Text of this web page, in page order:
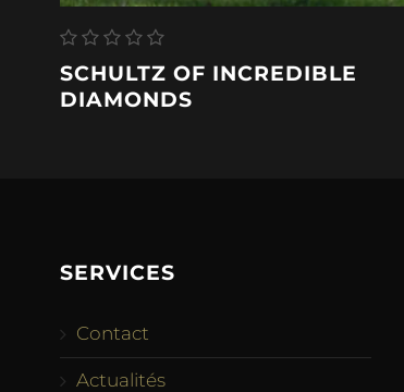
SCHULTZ OF INCREDIBLE
DIAMONDS
SERVICES
Contact
Actualités